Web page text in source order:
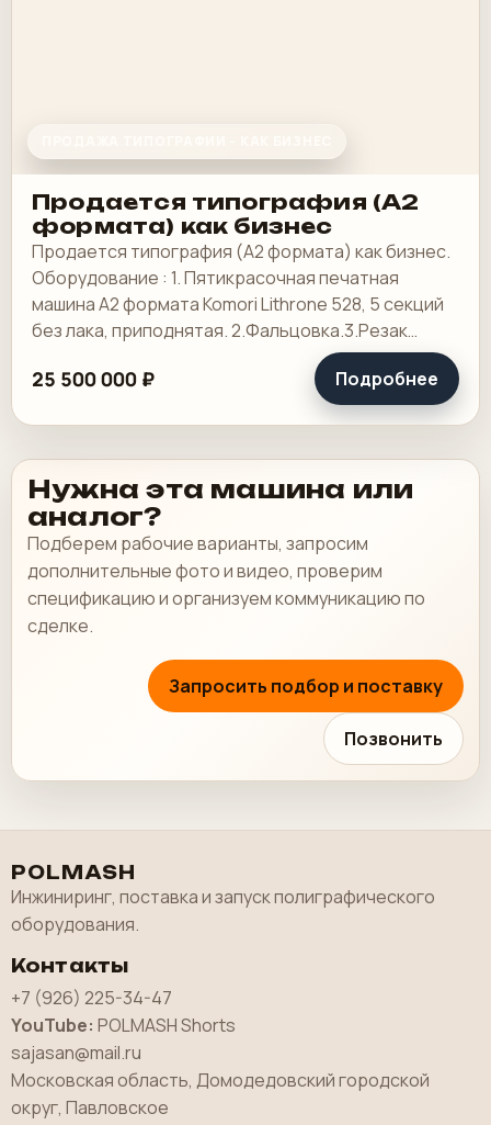
Продается типография (А2
формата) как бизнес
Продается типография (А2 формата) как бизнес.
Оборудование : 1. Пятикрасочная печатная
машина А2 формата Komori Lithrone 528, 5 секций
без лака, приподнятая. 2.Фальцовка.3.Резак
4.КБС, 5. Ламинотор, СТР. Погрузчик.
25 500 000 ₽ Подробнее
Нужна эта машина или
аналог?
Подберем рабочие варианты, запросим
дополнительные фото и видео, проверим
спецификацию и организуем коммуникацию по
сделке.
Запросить подбор и поставку
Позвонить
POLMASH
Инжиниринг, поставка и запуск полиграфического
оборудования.
Контакты
+7 (926) 225-34-47
YouTube: POLMASH Shorts
sajasan@mail.ru
Московская область, Домодедовский городской
округ, Павловское